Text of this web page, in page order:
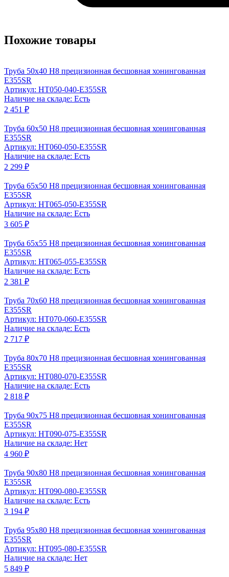
Похожие товары
Труба 50x40 Н8 прецизионная бесшовная хонингованная
Е355SR
Артикул: HT050-040-E355SR
Наличие на складе: Есть
2 451 ₽
Труба 60x50 Н8 прецизионная бесшовная хонингованная
Е355SR
Артикул: HT060-050-E355SR
Наличие на складе: Есть
2 299 ₽
Труба 65x50 Н8 прецизионная бесшовная хонингованная
Е355SR
Артикул: HT065-050-E355SR
Наличие на складе: Есть
3 605 ₽
Труба 65x55 Н8 прецизионная бесшовная хонингованная
Е355SR
Артикул: HT065-055-E355SR
Наличие на складе: Есть
2 381 ₽
Труба 70x60 Н8 прецизионная бесшовная хонингованная
Е355SR
Артикул: HT070-060-Е355SR
Наличие на складе: Есть
2 717 ₽
Труба 80x70 Н8 прецизионная бесшовная хонингованная
Е355SR
Артикул: HT080-070-Е355SR
Наличие на складе: Есть
2 818 ₽
Труба 90x75 Н8 прецизионная бесшовная хонингованная
Е355SR
Артикул: HT090-075-Е355SR
Наличие на складе: Нет
4 960 ₽
Труба 90x80 Н8 прецизионная бесшовная хонингованная
Е355SR
Артикул: HT090-080-Е355SR
Наличие на складе: Есть
3 194 ₽
Труба 95x80 Н8 прецизионная бесшовная хонингованная
Е355SR
Артикул: HT095-080-Е355SR
Наличие на складе: Нет
5 849 ₽